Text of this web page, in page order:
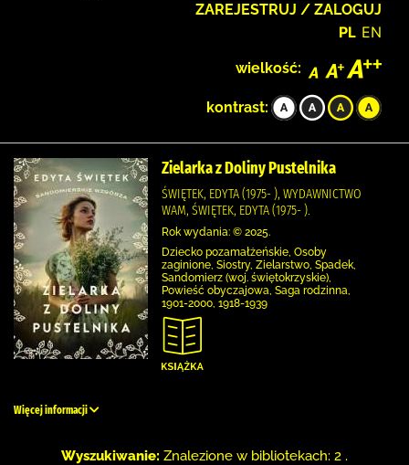
ZAREJESTRUJ / ZALOGUJ
PL EN
wielkość:
kontrast:
Zielarka z Doliny Pustelnika
ŚWIĘTEK, EDYTA (1975- ), WYDAWNICTWO
WAM, ŚWIĘTEK, EDYTA (1975- ).
Rok wydania: © 2025.
Dziecko pozamałżeńskie, Osoby
zaginione, Siostry, Zielarstwo, Spadek,
Sandomierz (woj. świętokrzyskie),
Powieść obyczajowa, Saga rodzinna,
1901-2000, 1918-1939
Więcej informacji
Wyszukiwanie: Znalezione w bibliotekach: 2 .